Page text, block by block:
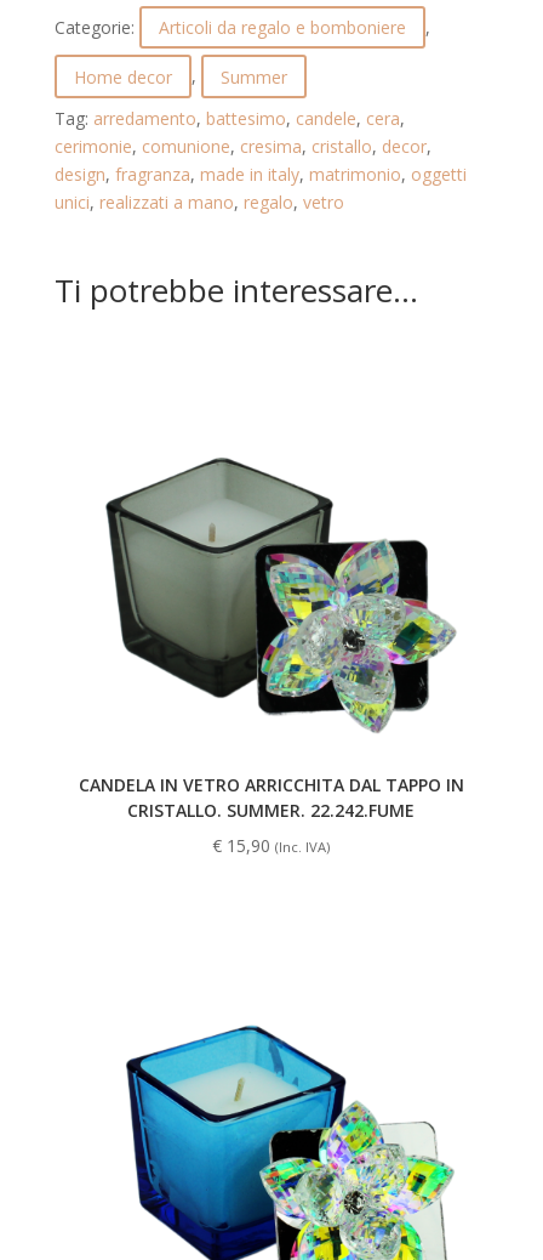
CON
GOCCE
IN
CRISTALLO.
SUMMER.
22.239.ACQUA
Categorie: Articoli da regalo e bomboniere ,
Home decor ,
Summer
Tag: arredamento, battesimo, candele, cera,
cerimonie, comunione, cresima, cristallo, decor,
design, fragranza, made in italy, matrimonio, oggetti
unici, realizzati a mano, regalo, vetro
Ti potrebbe interessare…
CANDELA IN VETRO ARRICCHITA DAL TAPPO IN
CRISTALLO. SUMMER. 22.242.FUME
€ 15,90 (Inc. IVA)